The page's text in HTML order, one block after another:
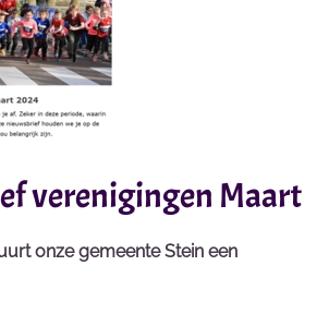
verenigingen Maart
onze gemeente Stein een